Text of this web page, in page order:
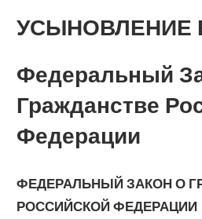
УСЫНОВЛЕНИЕ
Федеральный
Гражданстве
Федерации
ФЕДЕРАЛЬНЫЙ ЗАКОН О
РОССИЙСКОЙ ФЕДЕРАЦИИ